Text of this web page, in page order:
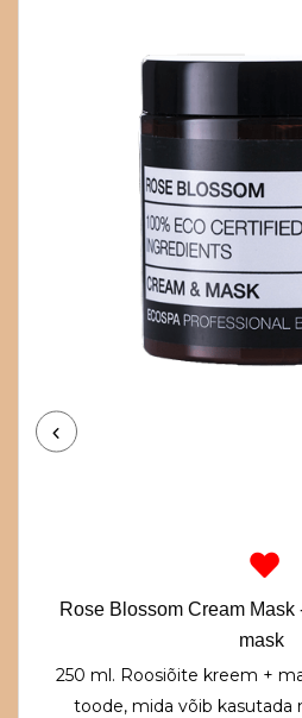
Rose Blossom Cream Mask
mask
250 ml. Roosiõite kreem +
toode, mida võib kasutada